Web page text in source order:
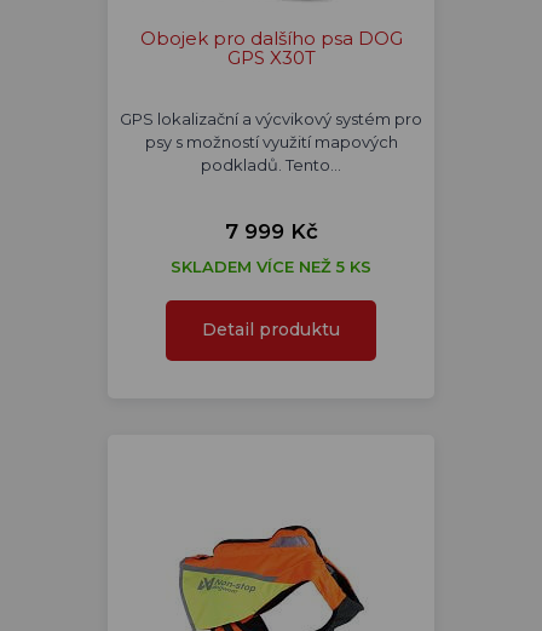
Obojek pro dalšího psa DOG
GPS X30T
GPS lokalizační a výcvikový systém pro
psy s možností využití mapových
podkladů. Tento…
7 999 Kč
SKLADEM VÍCE NEŽ 5 KS
Detail produktu